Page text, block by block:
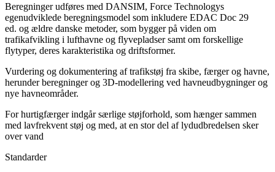
Beregninger udføres med DANSIM, Force Technologys
egenudviklede beregningsmodel som inkludere EDAC Doc 29
ed. og ældre danske metoder, som bygger på viden om
trafikafvikling i lufthavne og flyvepladser samt om forskellige
flytyper, deres karakteristika og driftsformer.
Vurdering og dokumentering af trafikstøj fra skibe, færger og havne,
herunder beregninger og 3D-modellering ved havneudbygninger og
nye havneområder.
For hurtigfærger indgår særlige støjforhold, som hænger sammen
med lavfrekvent støj og med, at en stor del af lydudbredelsen sker
over vand
Standarder